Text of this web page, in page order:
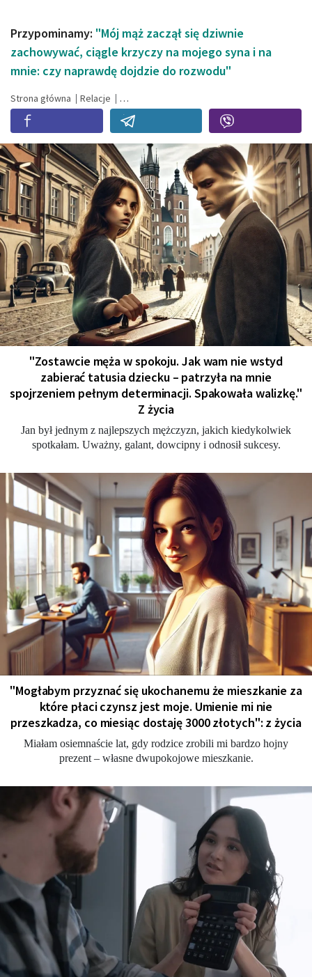
Przypominamy: "Mój mąż zaczął się dziwnie
zachowywać, ciągle krzyczy na mojego syna i na
mnie: czy naprawdę dojdzie do rozwodu"
Strona główna Relacje
"Zostawcie męża w spokoju. Jak wam nie wstyd
zabierać tatusia dziecku – patrzyła na mnie
spojrzeniem pełnym determinacji. Spakowała walizkę."
Z życia
Jan był jednym z najlepszych mężczyzn, jakich kiedykolwiek
spotkałam. Uważny, galant, dowcipny i odnosił sukcesy.
"Мogłabym przyznać się ukochanemu że mieszkanie za
które płaci czynsz jest moje. Umienie mi nie
przeszkadza, co miesiąc dostaję 3000 złotych": z życia
Miałam osiemnaście lat, gdy rodzice zrobili mi bardzo hojny
prezent – własne dwupokojowe mieszkanie.